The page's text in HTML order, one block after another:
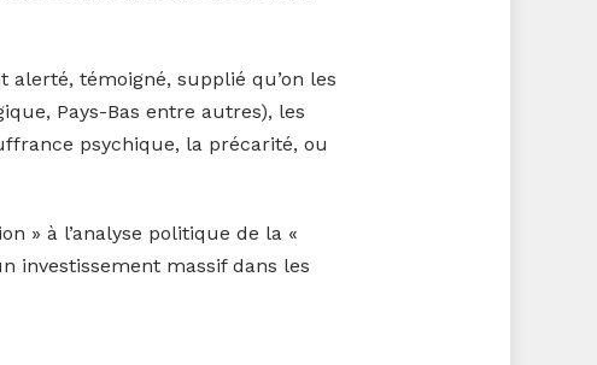
témoigné, supplié qu’on les
Pays-Bas entre autres), les
psychique, la précarité, ou
» à l’analyse politique de la «
investissement massif dans les